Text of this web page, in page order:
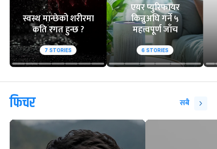
स्वस्थ मान्छेको शरीरमा
कति रगत हुन्छ ?
7 STORIES
एयर प्युरिफायर
किन्नुअघि गर्ने ५
महत्त्वपूर्ण जाँच
6 STORIES
फिचर सबै